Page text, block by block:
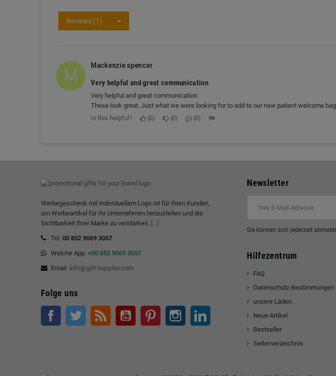
Reviews (1)
M
Mackenzie spencer
Very helpful and great communication
Very helpful and great communication
These look great. Just what we were looking for to add to our new patient welcome
Is this helpful?
0 0 0
Werbegeschenk mit individuellem Logo ist für Ihren Kunden,
um Werbeartikel für Ihr Unternehmen herzustellen und die
Sichtbarkeit Ihrer Marke zu verstärken. [...]
Tel: 00 852 9069 3057
Welche App: +00 852 9069 3057
Email: info@gift-supplier.com
Folge uns
Facebook Twitter RSS Youtube Pinterest Instagram
Newsletter
Sie können sich jederzeit
Hilfezentrum
FAQ
Datenschutz-Bestimmungen
unsere Läden
Neue Artikel
Bestseller
Seitenverzeichnis